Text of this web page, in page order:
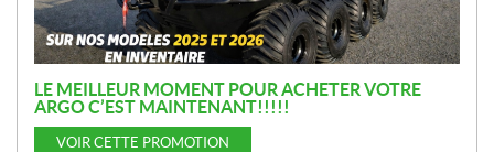
LE MEILLEUR MOMENT POUR ACHETER VOTRE
ARGO C’EST MAINTENANT!!!!!
VOIR CETTE PROMOTION